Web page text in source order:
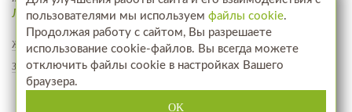
Лицензия № ЛО-77-01-018071
Жалобы и предложения
Запись на прием
пользователями мы используем файлы cookie.
Продолжая работу с сайтом, Вы разрешаете
использование cookie-файлов. Вы всегда можете
отключить файлы cookie в настройках Вашего
браузера.
OK